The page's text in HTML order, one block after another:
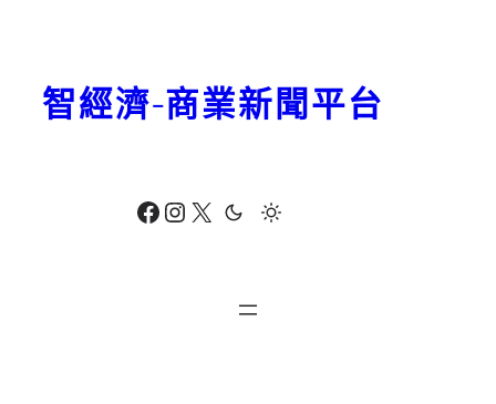
Facebook Instagram X
智經濟-商業新聞平台